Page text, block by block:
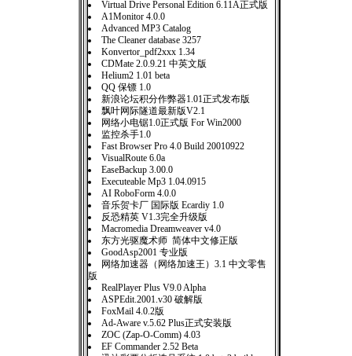
Virtual Drive Personal Edition 6.11A正式版
A1Monitor 4.0.0
Advanced MP3 Catalog
The Cleaner database 3257
Konvertor_pdf2xxx 1.34
CDMate 2.0.9.21 中英文版
Helium2 1.01 beta
QQ 保镖 1.0
新浪论坛积分作弊器1.01正式发布版
飘叶网际隧道最新版V2.1
网络小电锯1.0正式版 For Win2000
监控杀手1.0
Fast Browser Pro 4.0 Build 20010922
VisualRoute 6.0a
EaseBackup 3.00.0
Executeable Mp3 1.04.0915
AI RoboForm 4.0.0
音乐贺卡厂 国际版 Ecardiy 1.0
反恐精英 V1.3完全升级版
Macromedia Dreamweaver v4.0
东方光驱魔术师 简体中文修正版
GoodAsp2001 专业版
网络加速器（网络加速王）3.1 中文零售
版
RealPlayer Plus V9.0 Alpha
ASPEdit.2001.v30 破解版
FoxMail 4.0.2版
Ad-Aware v.5.62 Plus正式安装版
ZOC (Zap-O-Comm) 4.03
EF Commander 2.52 Beta